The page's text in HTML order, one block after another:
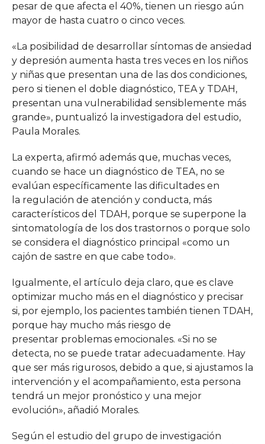
pesar de que afecta el 40%, tienen un riesgo aún
mayor de hasta cuatro o cinco veces.
«La posibilidad de desarrollar síntomas de ansiedad
y depresión aumenta hasta tres veces en los niños
y niñas que presentan una de las dos condiciones,
pero si tienen el doble diagnóstico, TEA y TDAH,
presentan una vulnerabilidad sensiblemente más
grande», puntualizó la investigadora del estudio,
Paula Morales.
La experta, afirmó además que, muchas veces,
cuando se hace un diagnóstico de TEA, no se
evalúan específicamente las dificultades en
la regulación de atención y conducta, más
característicos del TDAH, porque se superpone la
sintomatología de los dos trastornos o porque solo
se considera el diagnóstico principal «como un
cajón de sastre en que cabe todo».
Igualmente, el artículo deja claro, que es clave
optimizar mucho más en el diagnóstico y precisar
si, por ejemplo, los pacientes también tienen TDAH,
porque hay mucho más riesgo de
presentar problemas emocionales. «Si no se
detecta, no se puede tratar adecuadamente. Hay
que ser más rigurosos, debido a que, si ajustamos la
intervención y el acompañamiento, esta persona
tendrá un mejor pronóstico y una mejor
evolución», añadió Morales.
Según el estudio del grupo de investigación